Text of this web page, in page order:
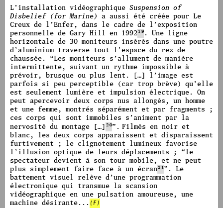
L’installation vidéographique Suspension of
Disbelief (for Marine)
a aussi été créée pour Le
Creux de l’Enfer, dans le cadre de l’exposition
personnelle de Gary Hill en 199219. Une ligne
horizontale de 30 moniteurs insérés dans une poutre
d’aluminium traverse tout l’espace du rez-de-
chaussée. “Les moniteurs s’allument de manière
intermittente, suivant un rythme impossible à
prévoir, brusque ou plus lent. […] l’image est
parfois si peu perceptible (car trop brève) qu’elle
est seulement lumière et impulsion électrique. On
peut apercevoir deux corps nus allongés, un homme
et une femme, montrés séparément et par fragments ;
ces corps qui sont immobiles s’animent par la
nervosité du montage […]20”. Filmés en noir et
blanc, les deux corps apparaissent et disparaissent
furtivement ; le clignotement lumineux favorise
l’illusion optique de leurs déplacements ; “le
spectateur devient à son tour mobile, et ne peut
plus simplement faire face à un écran21”.
Le
battement visuel relève d’une programmation
électronique qui transmue la scansion
vidéographique en une pulsation amoureuse, une
machine désirante... (F)